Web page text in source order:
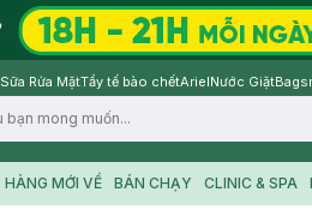
Sữa Rửa MặtTẩy tế bào chếtArielNước Giặt
HÀNG MỚI VỀ BÁN CHẠY CLINIC & SPA